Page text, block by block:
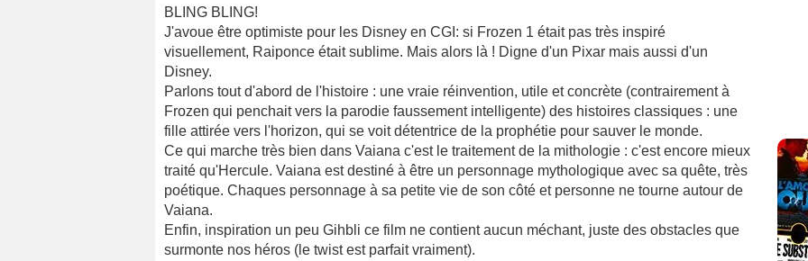
BLING BLING!
J'avoue être optimiste pour les Disney en CGI: si Frozen 1 était pas très inspiré
visuellement, Raiponce était sublime. Mais alors là ! Digne d'un Pixar mais aussi d'un
Disney.
Parlons tout d'abord de l'histoire : une vraie réinvention, utile et concrète (contrairement à
Frozen qui penchait vers la parodie faussement intelligente) des histoires classiques : une
fille attirée vers l'horizon, qui se voit détentrice de la prophétie pour sauver le monde.
Ce qui marche très bien dans Vaiana c'est le traitement de la mithologie : c'est encore mieux
traité qu'Hercule. Vaiana est destiné à être un personnage mythologique avec sa quête, très
poétique. Chaques personnage à sa petite vie de son côté et personne ne tourne autour de
Vaiana.
Enfin, inspiration un peu Gihbli ce film ne contient aucun méchant, juste des obstacles que
surmonte nos héros (le twist est parfait vraiment).